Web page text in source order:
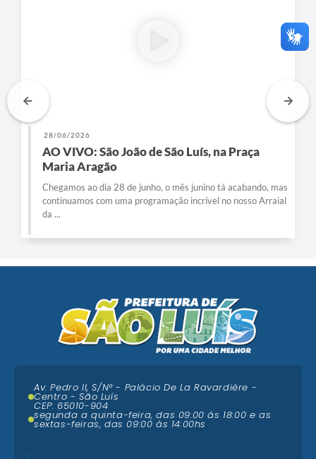
28/06/2026
AO VIVO: São João de São Luís, na Praça
Maria Aragão
Chegamos ao dia 28 de junho, o mês junino tá acabando, mas
continuamos com uma programação incrível no nosso Arraial
da ...
Av. Pedro II, S/N° - Palácio De La Ravardière -
Centro - São Luís
CEP: 65010-904
segunda a quinta-feira, das 09:00 ás 18:00 e as
sextas-feiras, das 09:00 às 14:00hs